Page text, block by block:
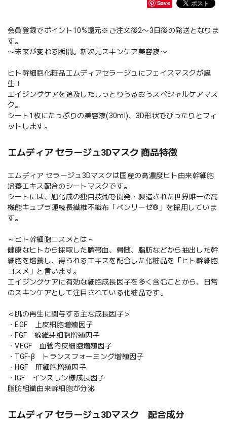
Save
会員登録でポイント10%還元※ご注文後2〜3日後の発送となりま
す。
〜未来が変わる瞬間。新次元スキンケア美容液〜
ヒト幹細胞化粧品エムディアセラージュにフェイスマスクが誕
生！
エイジングケアを追及したしっとりうるおうスペシャルケアマス
ク。
シート1枚にたっぷりの美容液(30ml)、3D形状でぴったりとフィ
ットします。
エムディア セラージュ3Dマスク 商品特徴
エムディア セラージュ3Dマスクは国産の高濃度ヒト由来幹細胞
培養エキス配合のシートマスクです。
シートには、旭化成の独自技術で開発・製造された世界唯一の高
機能キュプラ連続長繊維不織布「ベンリーゼ®」を採用していま
す。
～ヒト幹細胞コスメとは～
健康なヒトから採取した臍帯血、骨髄、脂肪などから抽出した幹
細胞を培養し、得られるエキスを配合した化粧品を「ヒト幹細胞
コスメ」と言います。
エイジングケアに有効な細胞成長因子を多く含むことから、日常
のスキンケアとして注目されている化粧品です。
＜肌の再生に関与する主な成長因子＞
・EGF 上皮細胞増殖因子
・FGF 線維芽細胞増殖因子
・VEGF 血管内皮細胞増殖因子
・TGF-β トランスフォーミング増殖因子
・HGF 肝細胞増殖因子
・IGF インスリン様成長因子
脂肪組織由来幹細胞が分泌
エムディア セラージュ3Dマスク 配合成分